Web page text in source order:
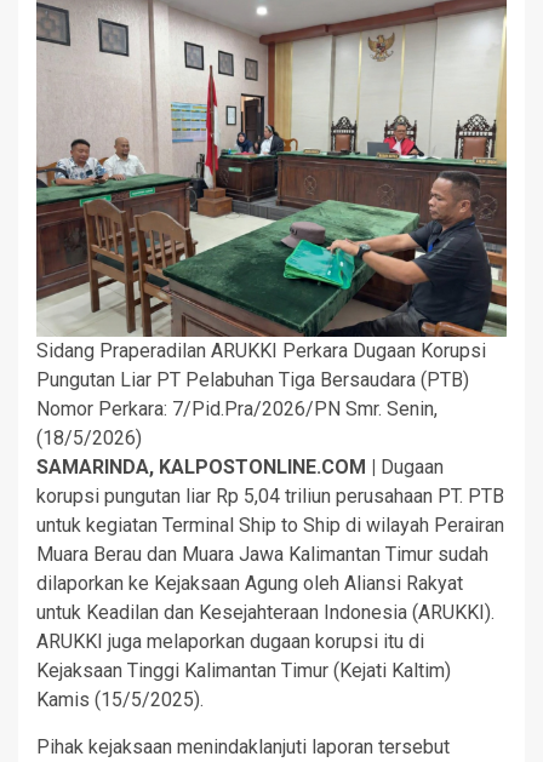
Sidang Praperadilan ARUKKI Perkara Dugaan Korupsi
Pungutan Liar PT Pelabuhan Tiga Bersaudara (PTB)
Nomor Perkara: 7/Pid.Pra/2026/PN Smr. Senin,
(18/5/2026)
SAMARINDA, KALPOSTONLINE.COM | Dugaan
korupsi pungutan liar Rp 5,04 triliun perusahaan PT. PTB
untuk kegiatan Terminal Ship to Ship di wilayah Perairan
Muara Berau dan Muara Jawa Kalimantan Timur sudah
dilaporkan ke Kejaksaan Agung oleh Aliansi Rakyat
untuk Keadilan dan Kesejahteraan Indonesia (ARUKKI).
ARUKKI juga melaporkan dugaan korupsi itu di
Kejaksaan Tinggi Kalimantan Timur (Kejati Kaltim)
Kamis (15/5/2025).
Pihak kejaksaan menindaklanjuti laporan tersebut